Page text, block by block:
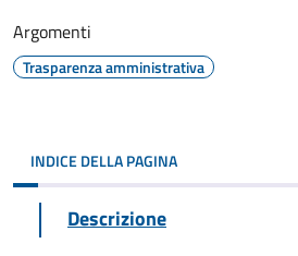
Argomenti
Trasparenza amministrativa
INDICE DELLA PAGINA
Descrizione